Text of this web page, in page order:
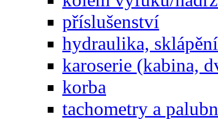
příslušenství
hydraulika, sklápění
karoserie (kabina,
korba
tachometry a